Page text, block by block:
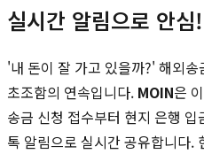
실시간 알림으로 안
'내 돈이 잘 가고 있을까?' 해외
초조함의 연속입니다. MOIN은
송금 신청 접수부터 현지 은행
톡 알림으로 실시간 공유합니다.